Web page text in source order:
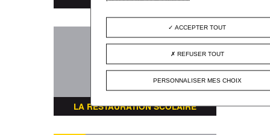
LA RESTAURATION SCOLAIRE
ACCEPTER TOUT
REFUSER TOUT
PERSONNALISER MES CHOIX